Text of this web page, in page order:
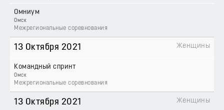
Омниум
Омск
Межрегиональные соревнования
13 Октября 2021
Командный спринт
Омск
Межрегиональные соревнования
Женщины
13 Октября 2021 Женщины